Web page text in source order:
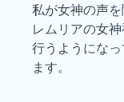
私が女神の声を
レムリアの女
行うようにな
ます。